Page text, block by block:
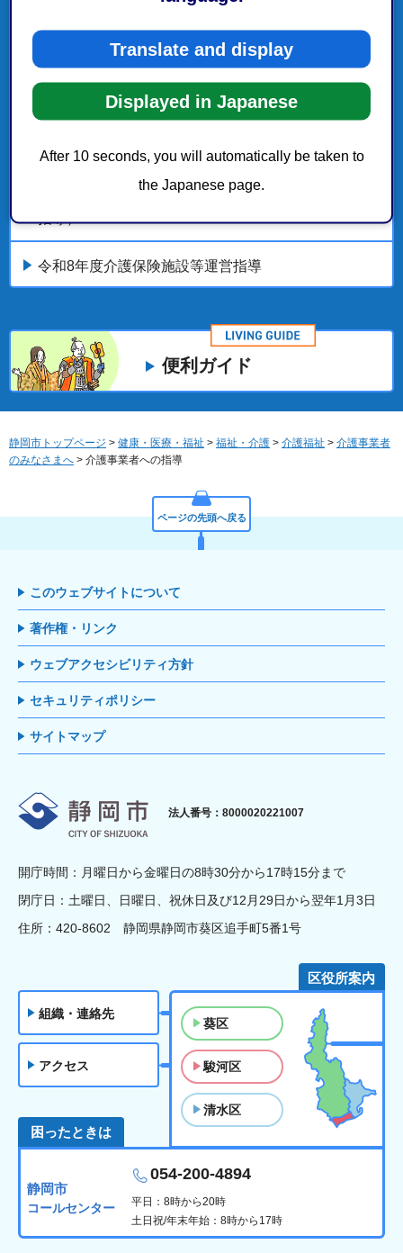
Translate and display
Displayed in Japanese
After 10 seconds, you will automatically be taken to
the Japanese page.
こちらの記事も読まれています。
介護事業者のみなさまへ
健康・医療・福祉
令和8年度介護保険サービス提供事業者説明会（集団
指導）
令和8年度介護保険施設等運営指導
便利ガイド
静岡市トップページ > 健康・医療・福祉 > 福祉・介護 > 介護福祉 > 介護事業者
のみなさまへ > 介護事業者への指導
ページの先頭へ戻る
このウェブサイトについて
著作権・リンク
ウェブアクセシビリティ方針
セキュリティポリシー
サイトマップ
静岡市
法人番号：8000020221007
開庁時間：月曜日から金曜日の8時30分から17時15分まで
閉庁日：土曜日、日曜日、祝休日及び12月29日から翌年1月3日
住所：420-8602 静岡県静岡市葵区追手町5番1号
組織・連絡先
アクセス
区役所案内
葵区
駿河区
清水区
困ったときは
静岡市
コールセンター
054-200-4894
平日：8時から20時
土日祝/年末年始：8時から17時